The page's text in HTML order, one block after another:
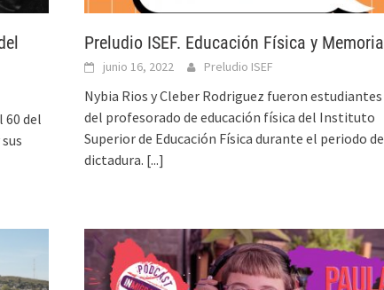
60 del
Preludio ISEF. Educación Física y Memoria
junio 16, 2022 Preludio ISEF
Nybia Rios y Cleber Rodriguez fueron estudiantes
del profesorado de educación física del Instituto
Superior de Educación Física durante el periodo de
dictadura. [...]